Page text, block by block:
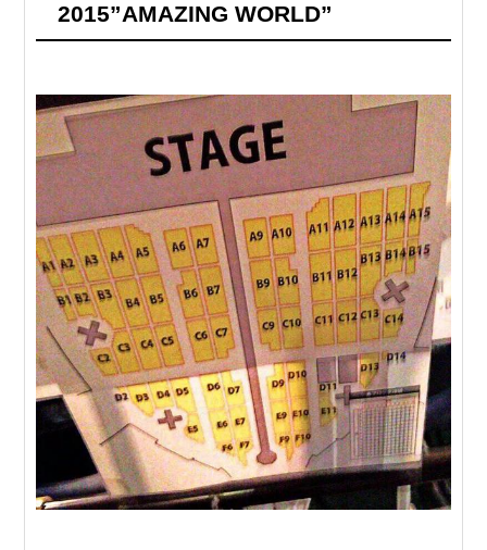
2015”AMAZING WORLD”